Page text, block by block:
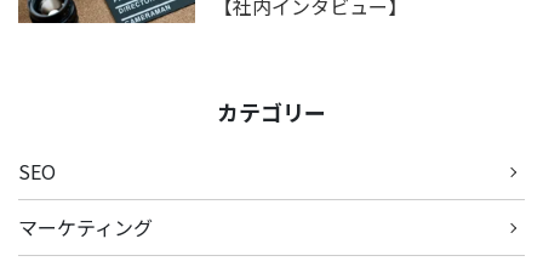
カテゴリー
SEO
マーケティング